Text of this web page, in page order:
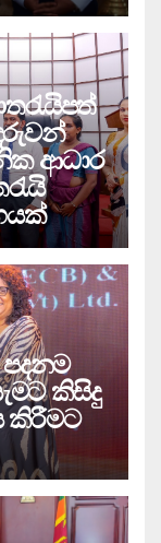
ආධාර
කිසිදු
කිරීමට